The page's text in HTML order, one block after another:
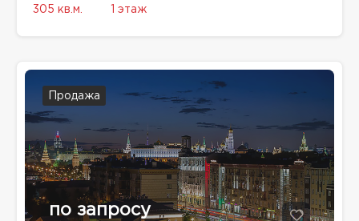
305 кв.м. 1 этаж
Продажа
по запросу